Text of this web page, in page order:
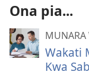
Ona pia...
Wakati
Kwa